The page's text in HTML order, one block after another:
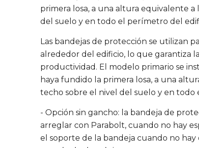
primera losa, a una altura equivalente
del suelo y en todo el perímetro del
Las bandejas de protección se utilizan
alrededor del edificio, lo que garantiza
productividad. El modelo primario se
haya fundido la primera losa, a una
techo sobre el nivel del suelo y en
- Opción sin gancho: la bandeja de
arreglar con Parabolt, cuando no hay
el soporte de la bandeja cuando no